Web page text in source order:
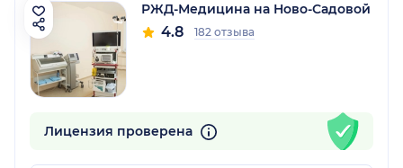
РЖД-Медицина на Ново-Садовой
4.8 182 отзыва
Лицензия проверена